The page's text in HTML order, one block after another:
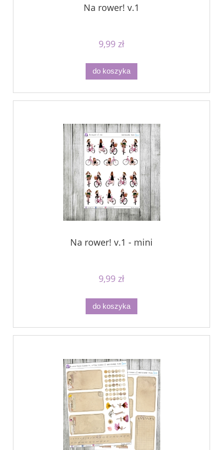
Na rower! v.1
9,99 zł
do koszyka
Na rower! v.1 - mini
9,99 zł
do koszyka